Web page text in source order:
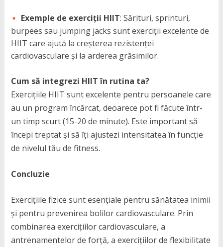
Exemple de exerciții HIIT: Sărituri, sprinturi,
burpees sau jumping jacks sunt exerciții excelente de
HIIT care ajută la creșterea rezistenței
cardiovasculare și la arderea grăsimilor.
Cum să integrezi HIIT în rutina ta?
Exercițiile HIIT sunt excelente pentru persoanele care
au un program încărcat, deoarece pot fi făcute într-
un timp scurt (15-20 de minute). Este important să
începi treptat și să îți ajustezi intensitatea în funcție
de nivelul tău de fitness.
Concluzie
Exercițiile fizice sunt esențiale pentru sănătatea inimii
și pentru prevenirea bolilor cardiovasculare. Prin
combinarea exercițiilor cardiovasculare, a
antrenamentelor de forță, a exercițiilor de flexibilitate